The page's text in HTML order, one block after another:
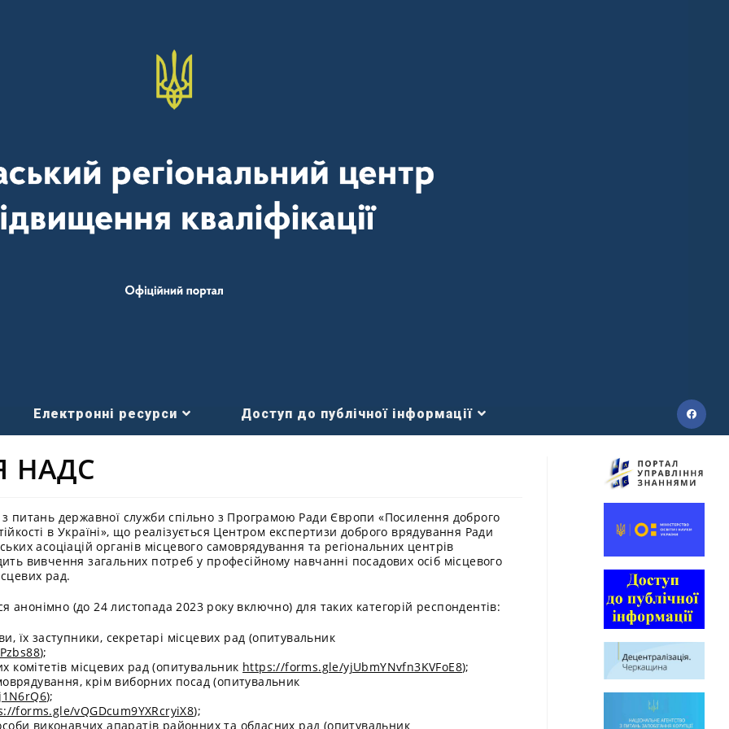
Електронні ресурси Доступ до публічної інформації
НАДС
з питань державної служби спільно з Програмою Ради Європи «Посилення доброго
в Україні», що реалізується Центром експертизи доброго врядування Ради
асоціацій органів місцевого самоврядування та регіональних центрів
вивчення загальних потреб у професійному навчанні посадових осіб місцевого
рад.
(до 24 листопада 2023 року включно) для таких категорій респондентів:
їх заступники, секретарі місцевих рад (опитувальник
);
комітетів місцевих рад (опитувальник https://forms.gle/yjUbmYNvfn3KVFoE8);
крім виборних посад (опитувальник
);
forms.gle/vQGDcum9YXRcryiX8);
виконавчих апаратів районних та обласних рад (опитувальник